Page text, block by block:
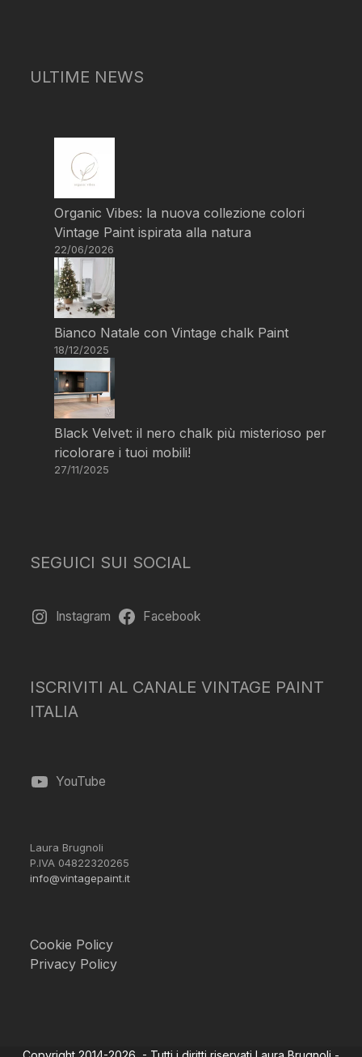
ULTIME NEWS
Organic Vibes: la nuova collezione colori
Vintage Paint ispirata alla natura
22/06/2026
Bianco Natale con Vintage chalk Paint
18/12/2025
Black Velvet: il nero chalk più misterioso per
ricolorare i tuoi mobili!
27/11/2025
SEGUICI SUI SOCIAL
Instagram Facebook
ISCRIVITI AL CANALE VINTAGE PAINT
ITALIA
YouTube
Laura Brugnoli
P.IVA 04822320265
info@vintagepaint.it
Cookie Policy
Privacy Policy